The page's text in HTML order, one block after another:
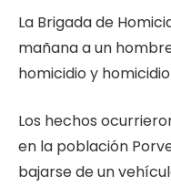
La Brigada de
mañana a un
homicidio y
Los hechos
en la población
bajarse de un